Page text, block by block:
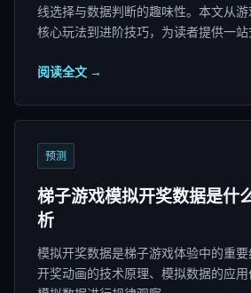
线选择与数据判断的趣味性。本文从游
核心玩法到进阶技巧，为读者提供一站
阅读全文 →
预测
梯子游戏模拟开奖数据是什
析
模拟开奖数据是梯子游戏体验中的重
开奖动画的技术原理、模拟数据的应